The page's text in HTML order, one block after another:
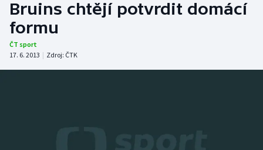
Tenis
Atletika
Bruins chtějí potvrdit domácí
formu
ČT sport
17. 6. 2013 | Zdroj: ČTK